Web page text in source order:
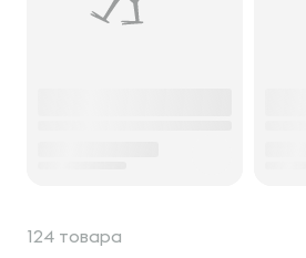
124 товара